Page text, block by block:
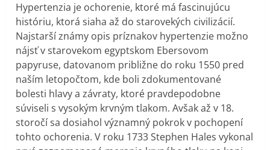
Hypertenzia je ochorenie, ktoré má fascinujúcu
históriu, ktorá siaha až do starovekých civilizácií.
Najstarší známy opis príznakov hypertenzie možno
nájsť v starovekom egyptskom Ebersovom
papyruse, datovanom približne do roku 1550 pred
naším letopočtom, kde boli zdokumentované
bolesti hlavy a závraty, ktoré pravdepodobne
súviseli s vysokým krvným tlakom. Avšak až v 18.
storočí sa dosiahol významný pokrok v pochopení
tohto ochorenia. V roku 1733 Stephen Hales vykonal